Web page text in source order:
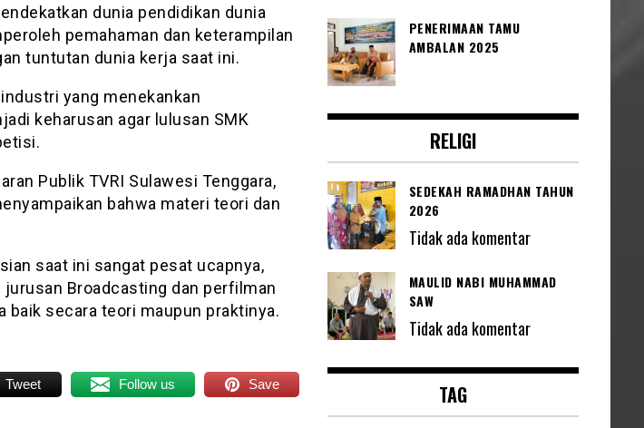
dunia pendidikan dunia
pemahaman dan keterampilan
tuntutan dunia kerja saat ini.
yang menekankan
keharusan agar lulusan SMK
Publik TVRI Sulawesi Tenggara,
bahwa materi teori dan
saat ini sangat pesat ucapnya,
Broadcasting dan perfilman
baik secara teori maupun praktinya.
Tweet Follow us Save
PENERIMAAN TAMU
AMBALAN 2025
RELIGI
SEDEKAH RAMADHAN TAHUN
2026
Tidak ada komentar
MAULID NABI MUHAMMAD
SAW
Tidak ada komentar
TAG